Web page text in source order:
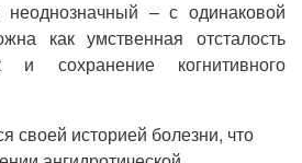
неоднозначный – с одинаковой
как умственная отсталость
и сохранение когнитивного
своей историей болезни, что